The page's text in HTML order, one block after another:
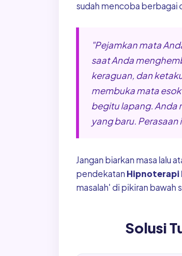
sudah mencoba berbagai
"Pejamkan mata
saat Anda
keraguan, dan
membuka mata
begitu lapang. Anda
yang baru. Perasaan
Jangan biarkan masa lalu
pendekatan Hipnoterapi
masalah' di pikiran bawah
Solusi